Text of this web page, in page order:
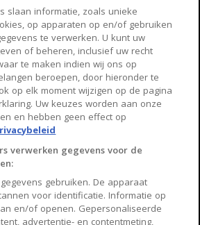
Zwolle
slaan informatie, zoals unieke
op apparaten op en/of gebruiken
te verwerken. U kunt uw
of beheren, inclusief uw recht
te maken indien wij ons op
beroepen, door hieronder te
op elk moment wijzigen op de pagina
Uw keuzes worden aan onze
en hebben geen effect op
verwerken gegevens voor de
gebruiken. De apparaat
voor identificatie. Informatie op
en/of openen. Gepersonaliseerde
advertentie- en contentmeting,